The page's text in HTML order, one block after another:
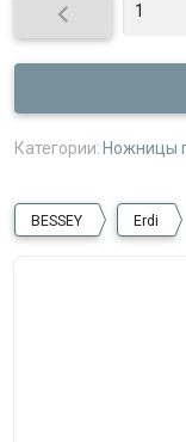

Категории:Ножницы
BESSEY Erdi